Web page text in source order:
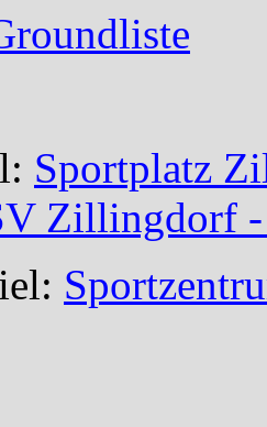
Sportplatz
Zillingdorf